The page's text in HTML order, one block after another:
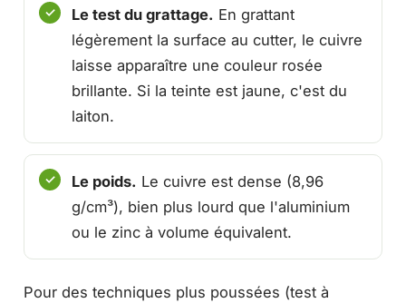
Le test du grattage. En grattant
légèrement la surface au cutter, le cuivre
laisse apparaître une couleur rosée
brillante. Si la teinte est jaune, c'est du
laiton.
Le poids. Le cuivre est dense (8,96
g/cm³), bien plus lourd que l'aluminium
ou le zinc à volume équivalent.
Pour des techniques plus poussées (test à